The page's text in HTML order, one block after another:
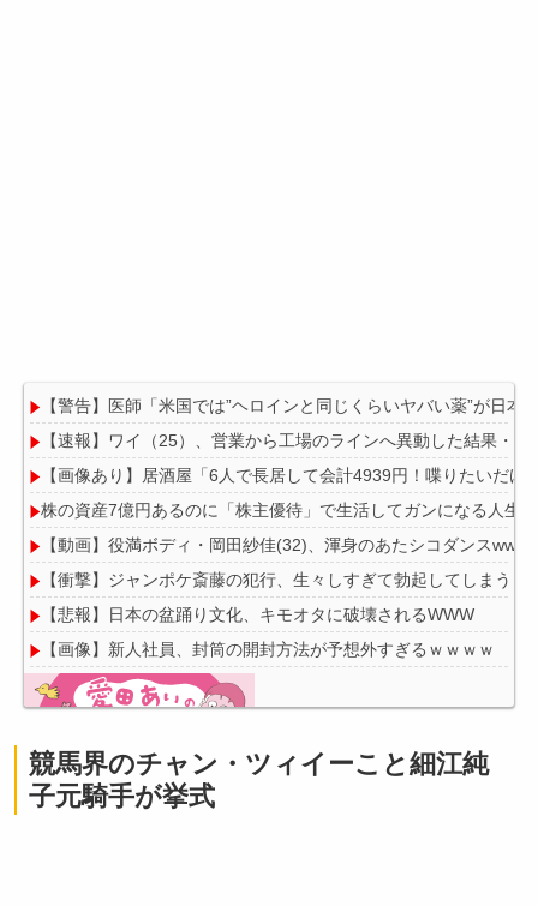
【警告】医師「米国では”ヘロインと同じくらいヤバい薬”が日本
【速報】ワイ（25）、営業から工場のラインへ異動した結果・・
【画像あり】居酒屋「6人で長居して会計4939円！喋りたいだけ
株の資産7億円あるのに「株主優待」で生活してガンになる人生
【動画】役満ボディ・岡田紗佳(32)、渾身のあたシコダンス
【衝撃】ジャンポケ斎藤の犯行、生々しすぎて勃起してしまうレ
【悲報】日本の盆踊り文化、キモオタに破壊されるWWW
【画像】新人社員、封筒の開封方法が予想外すぎるｗｗｗｗ
Powered by livedoor 相互RSS
競馬界のチャン・ツィイーこと細江純
子元騎手が挙式